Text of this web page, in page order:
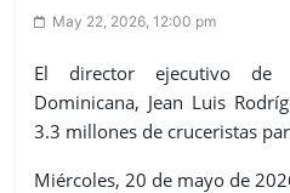
May 22, 2026, 12:00 pm
El director ejecutivo de
Dominicana, Jean Luis
3.3 millones de cruceristas
Miércoles, 20 de mayo de